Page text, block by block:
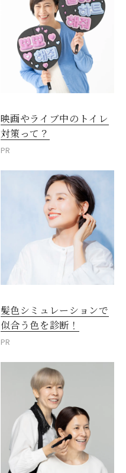
映画やライブ中のトイレ
対策って？
PR
髪色シミュレーションで
似合う色を診断！
PR